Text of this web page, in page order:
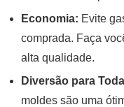
Economia: Evite
comprada. Faça
alta qualidade.
Diversão para
moldes são uma